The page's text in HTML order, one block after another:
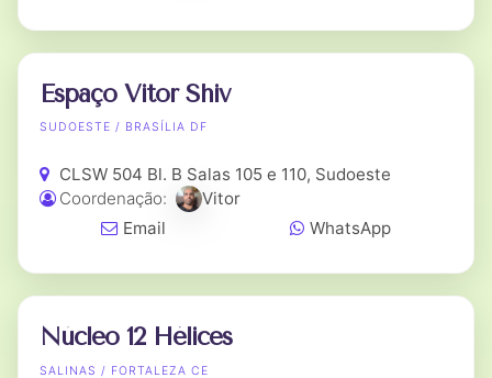
Espaço Vitor Shiv
SUDOESTE / BRASÍLIA DF
CLSW 504 Bl. B Salas 105 e 110, Sudoeste
Coordenação:
Vitor
Email
WhatsApp
Núcleo 12 Hélices
SALINAS / FORTALEZA CE